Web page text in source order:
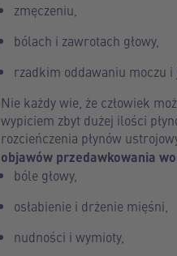
zmęczeniu,
bólach i zawrotach głowy,
rzadkim oddawaniu moczu i
Nie każdy wie, że człowiek
wypiciem zbyt dużej ilości
rozcieńczenia płynów
objawów przedawkowania
bóle głowy,
osłabienie i drżenie mięśni,
nudności i wymioty,